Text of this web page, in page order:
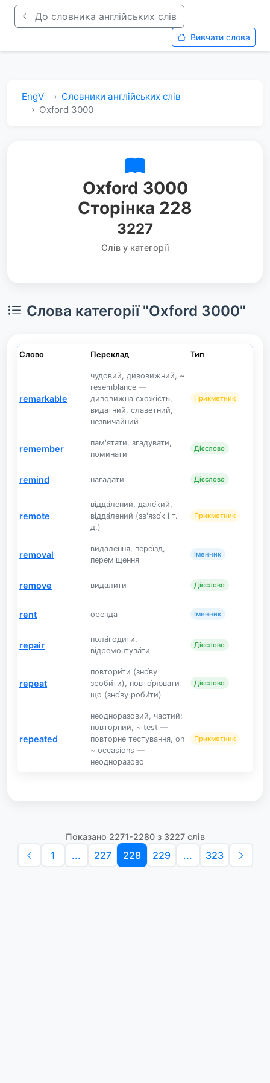
До словника англійських слів
Вивчати слова
EngV
Словники англійських слів
Oxford 3000
Oxford 3000
Сторінка 228
3227
Слів у категорії
Слова категорії "Oxford 3000"
Слово Переклад Тип
remarkable
чудовий, дивовижний, ~
resemblance —
дивовижна схожість,
видатний, славетний,
незвичайний
Прикметник
remember
пам'ятати, згадувати,
поминати
Дієслово
remind нагадати Дієслово
remote
відда́лений, дале́кий,
відда́лений (зв'язо́к і т.
д.)
Прикметник
removal
видалення, переїзд,
переміщення
Іменник
remove видалити Дієслово
rent оренда Іменник
repair
пола́годити,
відремонтува́ти
Дієслово
repeat
повтори́ти (зно́ву
зроби́ти), повто́рювати
що (зно́ву роби́ти)
Дієслово
repeated
неодноразовий, частий;
повторний, ~ test —
повторне тестування, on
~ occasions —
неодноразово
Прикметник
Показано 2271-2280 з 3227 слів
1 ... 227 228 229 ... 323